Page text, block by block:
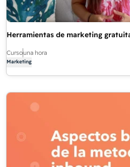
Herramientas de marketing
Cursouna hora
Marketing